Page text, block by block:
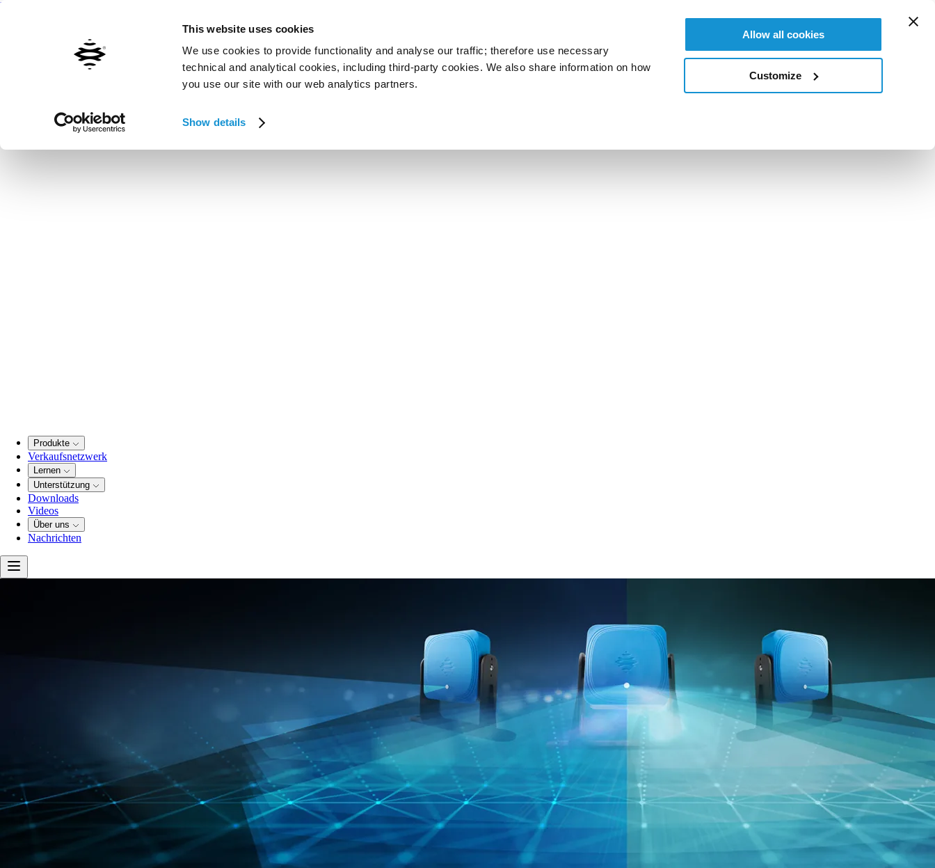
This website uses cookies
We use cookies to provide functionality and analyse our traffic; therefore use necessary
technical and analytical cookies, including third-party cookies. We also share information on how
you use our site with our web analytics partners.
Show details
Allow all cookies
Customize
Kontaktieren Sie uns
Vai al contenuto principale
Produkte
Verkaufsnetzwerk
Lernen
Unterstützung
Downloads
Videos
Über uns
Nachrichten